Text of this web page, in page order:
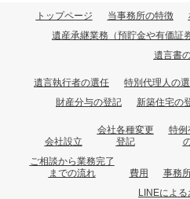
トップページ 当事務所の特徴
遺産承継業務（預貯金や有価証
遺言書
遺言執行者の選任 特別代理人の
財産分与の登記
新築住宅の
会社設立
会社各種変更
登記
特例
ご相談から業務完了
までの流れ
費用 事務
LINEによ